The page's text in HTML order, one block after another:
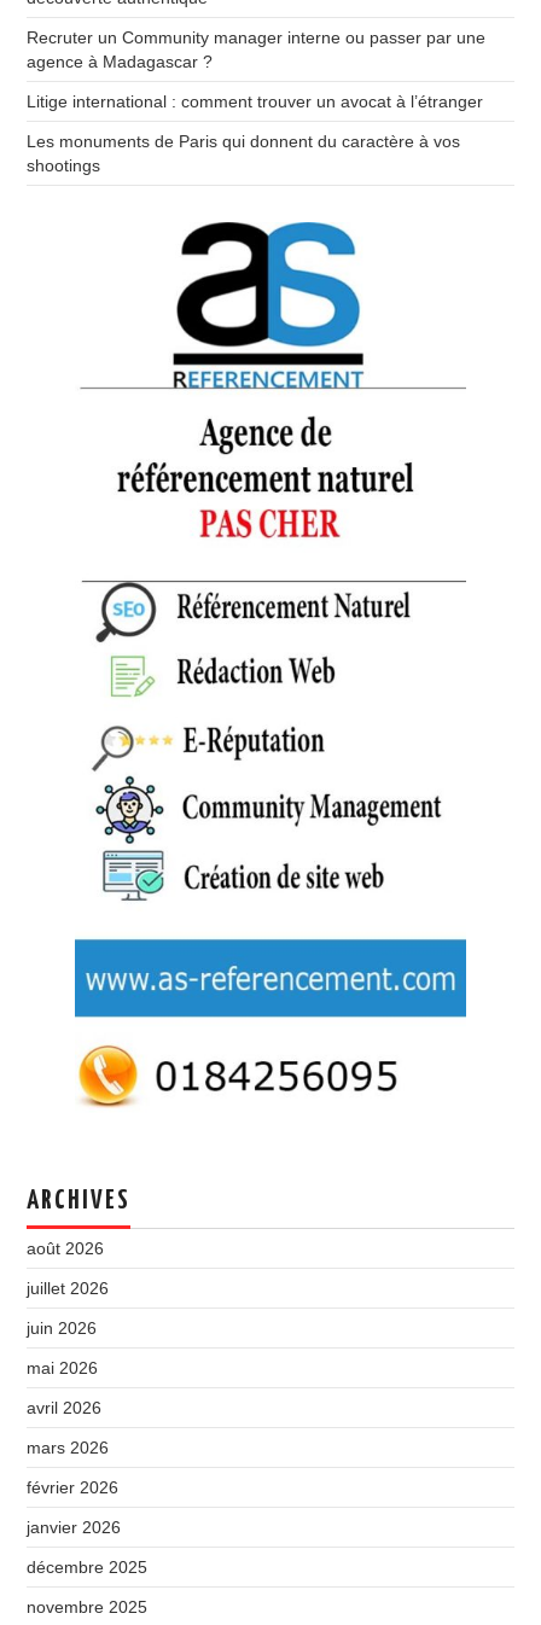
Recruter un Community manager interne ou passer par une
agence à Madagascar ?
Litige international : comment trouver un avocat à l’étranger
Les monuments de Paris qui donnent du caractère à vos
shootings
ARCHIVES
août 2026
juillet 2026
juin 2026
mai 2026
avril 2026
mars 2026
février 2026
janvier 2026
décembre 2025
novembre 2025